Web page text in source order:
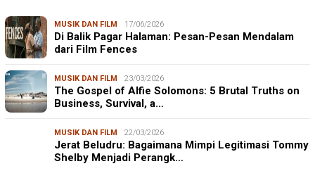
MUSIK DAN FILM 17/06/2026
Di Balik Pagar Halaman: Pesan-Pesan Mendalam
dari Film Fences
MUSIK DAN FILM 23/03/2026
The Gospel of Alfie Solomons: 5 Brutal Truths on
Business, Survival, a…
MUSIK DAN FILM 22/03/2026
Jerat Beludru: Bagaimana Mimpi Legitimasi Tommy
Shelby Menjadi Perangk…